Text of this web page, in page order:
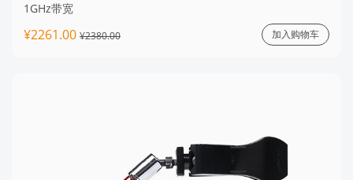
1GHz带宽
¥2261.00 ¥2380.00 加入购物车